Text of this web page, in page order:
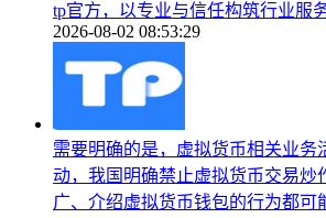
tp官方，以专业与信任构筑行业服
2026-08-02 08:53:29
需要明确的是，虚拟货币相关业务
动，我国明确禁止虚拟货币交易炒
广、介绍虚拟货币钱包的行为都可